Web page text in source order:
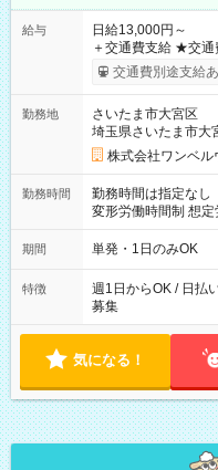
給与
日給13,000円～
＋交通費支給 ★交通費全額支給！ ┗案件により規定あり ★日払
いOK！（規定あり
ンビニATMから 日払い分
交通費別途支給
勤務地
さいたま市大宮区
埼玉県さいたま市大
株式会社ワンベル
勤務時間
勤務時間は指定なし
変形労働時間制 想定労働時間
～21：00
期間 単発・1日のみOK
特徴
週1日からOK / 日払
募集
気になる！